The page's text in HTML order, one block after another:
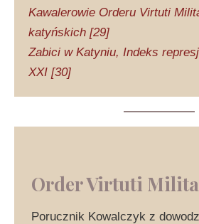
Kawalerowie Orderu Virtuti
katyńskich [29]
Zabici w Katyniu, Indeks
XXI [30]
Order Virtuti
Porucznik Kowalczyk z